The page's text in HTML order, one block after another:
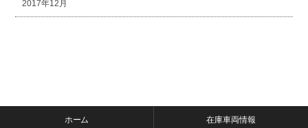
2017年12月
ホーム 在庫車両情報